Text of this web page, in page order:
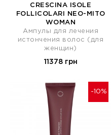
CRESCINA ISOLE
FOLLICOLARI NEO-MITO
WOMAN
Ампулы для лечения
истончения волос (для
женщин)
11378 грн
-10%